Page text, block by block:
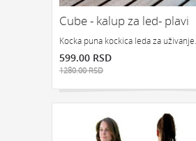
Cube - kalup za led- plavi
Kocka puna kockica leda za uživanje...
599.00 RSD
1280.00 RSD